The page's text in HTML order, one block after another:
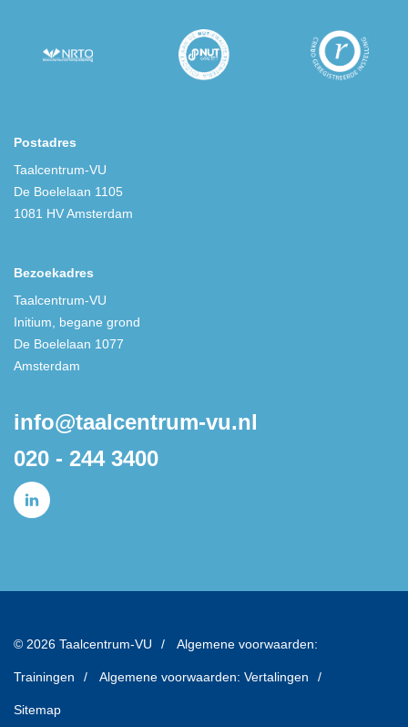
Postadres
Taalcentrum-VU
De Boelelaan 1105
1081 HV Amsterdam
Bezoekadres
Taalcentrum-VU
Initium, begane grond
De Boelelaan 1077
Amsterdam
info@taalcentrum-vu.nl
020 - 244 3400
© 2026 Taalcentrum-VU Algemene voorwaarden:
Trainingen Algemene voorwaarden: Vertalingen
Sitemap